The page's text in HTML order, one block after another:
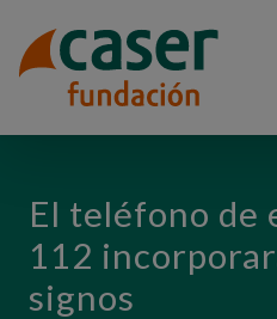
El teléfono de
112
signos